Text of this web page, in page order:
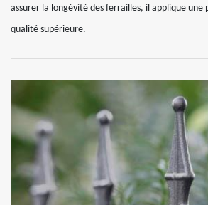
assurer la longévité des ferrailles, il applique
qualité supérieure.